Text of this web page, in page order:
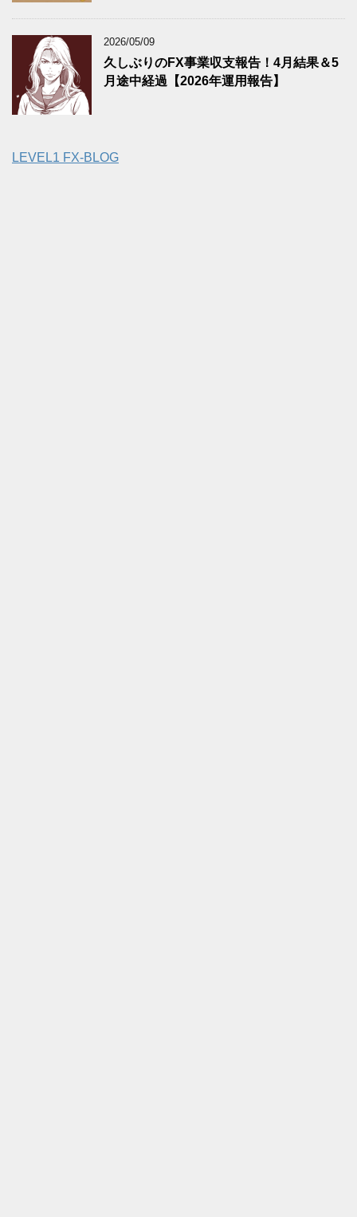
2026/05/09
久しぶりのFX事業収支報告！4月結果＆5
月途中経過【2026年運用報告】
LEVEL1 FX-BLOG